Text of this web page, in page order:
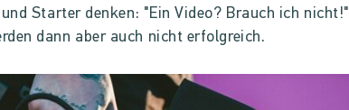
Starter denken: "Ein Video? Brauch ich nicht!"
dann aber auch nicht erfolgreich.